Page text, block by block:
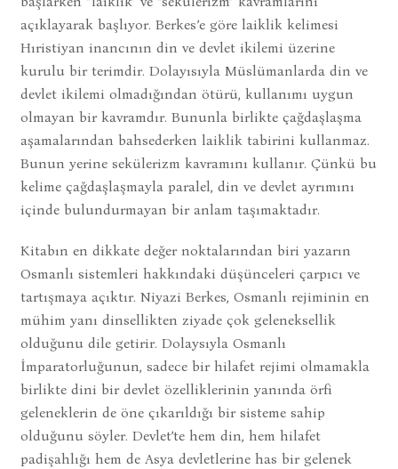
açıklayarak başlıyor. Berkes’e göre laiklik kelimesi
Hıristiyan inancının din ve devlet ikilemi üzerine
kurulu bir terimdir. Dolayısıyla Müslümanlarda din ve
devlet ikilemi olmadığından ötürü, kullanımı uygun
olmayan bir kavramdır. Bununla birlikte çağdaşlaşma
aşamalarından bahsederken laiklik tabirini kullanmaz.
Bunun yerine sekülerizm kavramını kullanır. Çünkü bu
kelime çağdaşlaşmayla paralel, din ve devlet ayrımını
içinde bulundurmayan bir anlam taşımaktadır.
Kitabın en dikkate değer noktalarından biri yazarın
Osmanlı sistemleri hakkındaki düşünceleri çarpıcı ve
tartışmaya açıktır. Niyazi Berkes, Osmanlı rejiminin en
mühim yanı dinsellikten ziyade çok geleneksellik
olduğunu dile getirir. Dolaysıyla Osmanlı
İmparatorluğunun, sadece bir hilafet rejimi olmamakla
birlikte dini bir devlet özelliklerinin yanında örfi
geleneklerin de öne çıkarıldığı bir sisteme sahip
olduğunu söyler. Devlet’te hem din, hem hilafet
padişahlığı hem de Asya devletlerine has bir gelenek